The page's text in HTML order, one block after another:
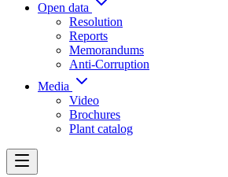
Open data
Resolution
Reports
Memorandums
Anti-Corruption
Media
Video
Brochures
Plant catalog